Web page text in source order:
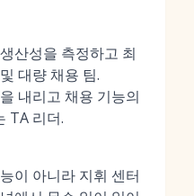
산성을 측정하고 최
대량 채용 팀.
내리고 채용 기능의
TA 리더.
이 아니라 지휘 센터